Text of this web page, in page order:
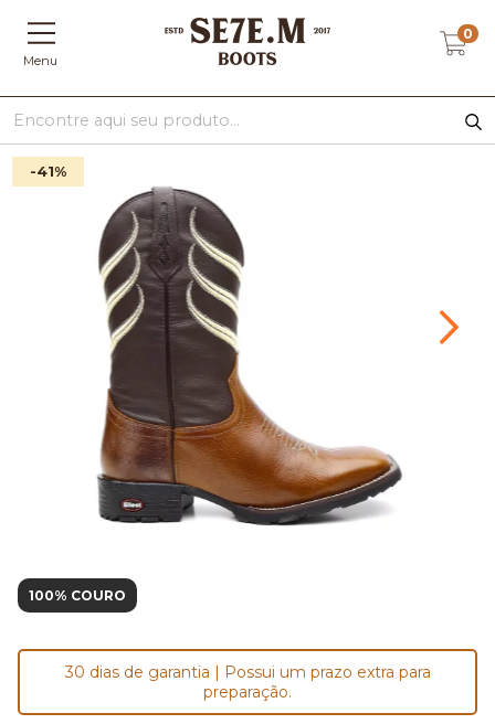
Menu
0
-41%
100% COURO
30 dias de garantia | Possui um prazo extra para
preparação.